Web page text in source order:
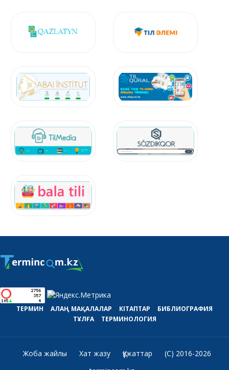
ТЕРМИН АЛАҢ МАҚАЛАЛАР КІТАПТАР
БИБЛИОГРАФИЯ
ТҰЛҒА
ТЕРМИНОЛОГИЯ
Жоба жайлы Хат жазу Құжаттар
(C) 2016-2026